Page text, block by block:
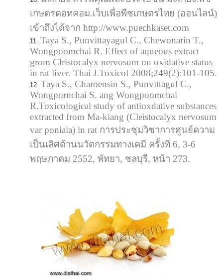
เกษตรดอทคอม.เว็บเพื่อพืชเกษตรไทย (ออนไลน์)
เข้าถึงได้จาก http://www.puechkaset.com
Taya S., Punvittayagul C., Chewonarin T.,
Wongpoomchai R. Effect of aqueous extract
grom Clristocalyx nervosum on oxidative status
in rat liver. Thai J.Toxicol 2008;249(2):101-105.
Taya S., Charoensin S., Punvittagul C.,
Wongpornchai S. ang Wongpoomchai
R.Toxicological study of antioxdative substances
extracted from Ma-kiang (Cleistocalyx nervosum
var poniala) in rat การประชุมวิชาการศูนย์ความ
เป็นเลิศด้านนวัตกรรมทางเคมี ครั้งที่ 6, 3-6
พฤษภาคม 2552, พัทยา, ชลบุรี, หน้า 273.